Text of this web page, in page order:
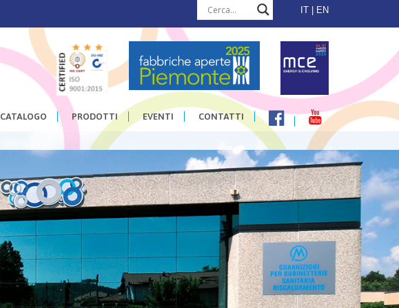
IT EN
CATALOGO PRODOTTI EVENTI CONTATTI